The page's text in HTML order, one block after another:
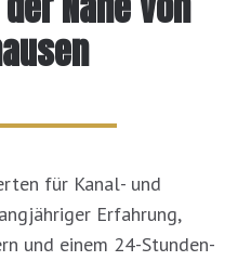
für Kanal- und
Erfahrung,
und einem 24-Stunden-